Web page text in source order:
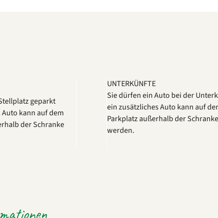
geparkt
kann auf dem
der Schranke
UNTERKÜNFTE
Sie dürfen ein Auto bei der
ein zusätzliches Auto kann auf
Parkplatz außerhalb der
werden.